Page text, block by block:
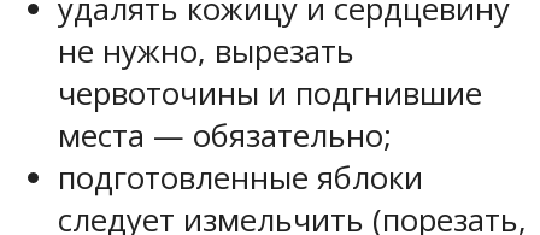
удалять кожицу и сердцевину
не нужно, вырезать
червоточины и подгнившие
места — обязательно;
подготовленные яблоки
следует измельчить (порезать,